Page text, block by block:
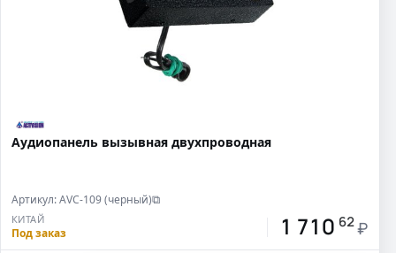
Аудиопанель вызывная двухпроводная
Артикул: AVC-109 (черный)⧉
КИТАЙ
Под заказ 1 710 62 ₽